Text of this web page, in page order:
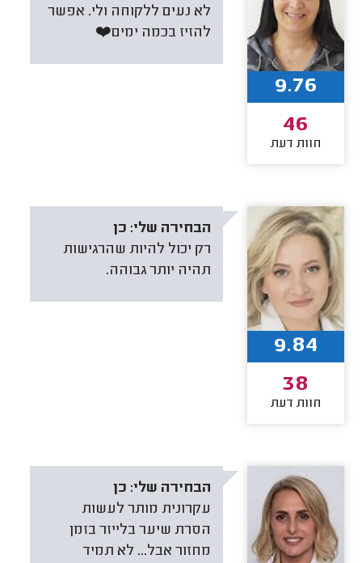
לא נעים ללקוחה ולי. אפשר
להזיז בכמה ימים❤️
9.76
46
חוות דעת
הבחירה שלי: כן
רק יכול להיות שהרגישות
תהיה יותר גבוהה.
9.84
38
חוות דעת
הבחירה שלי: כן
עקרונית מותר לעשות
הסרת שיער בלייזר בזמן
מחזור אבל... לא תמיד